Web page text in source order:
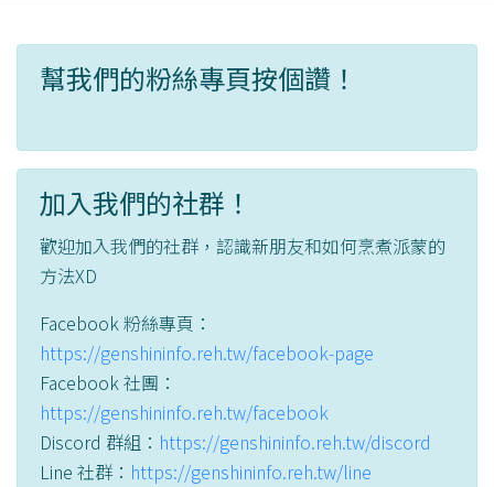
幫我們的粉絲專頁按個讚！
加入我們的社群！
歡迎加入我們的社群，認識新朋友和如何烹煮派蒙的
方法XD
Facebook 粉絲專頁：
https://genshininfo.reh.tw/facebook-page
Facebook 社團：
https://genshininfo.reh.tw/facebook
Discord 群組： https://genshininfo.reh.tw/discord
Line 社群： https://genshininfo.reh.tw/line